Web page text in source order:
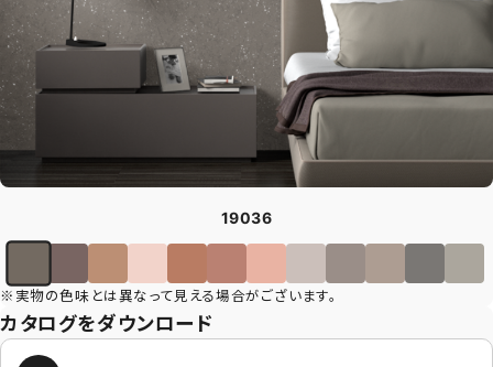
19036
※実物の色味とは異なって見える場合がございます。
カタログをダウンロード
CONTACT
まずは相談からでも、お気軽にお問い合
わせください。
東京支社
東京都世田谷区新町3-23-2
TEL：03-3420-8484
兵庫県尼崎市名神町1丁目14-23
アハトハイク名神町イースト 03号室
TEL : 06-6480-7428